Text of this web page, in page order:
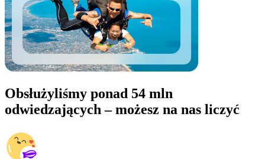
Obsłużyliśmy ponad 54 mln
odwiedzających – możesz na nas liczyć